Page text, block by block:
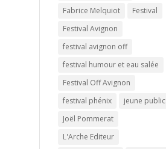
Fabrice Melquiot
Festival
Festival Avignon
festival avignon off
festival humour et eau salée
Festival Off Avignon
festival phénix
jeune public
Joël Pommerat
L'Arche Editeur